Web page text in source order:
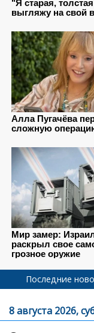
Последние
8 августа 2026,